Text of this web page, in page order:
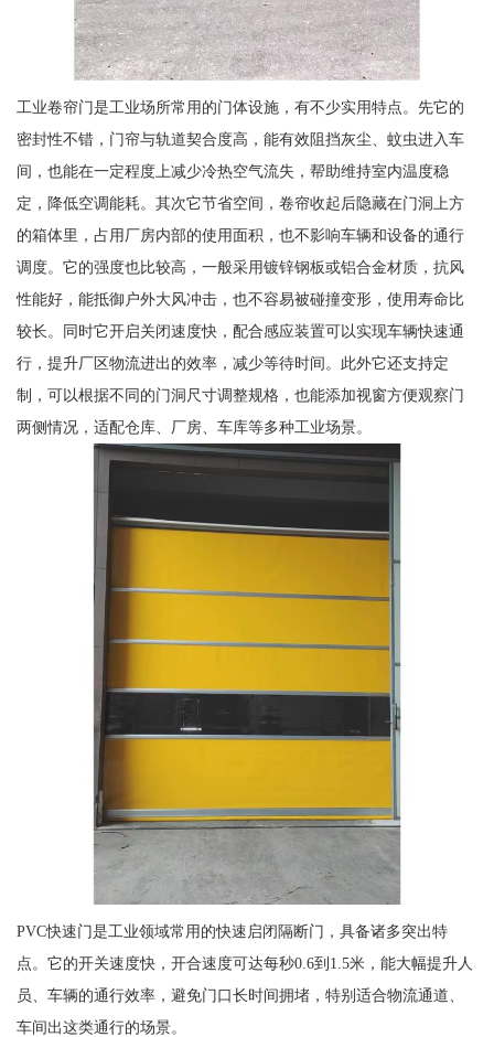
工业卷帘门是工业场所常用的门体设施，有不少实用特点。先它的
密封性不错，门帘与轨道契合度高，能有效阻挡灰尘、蚊虫进入车
间，也能在一定程度上减少冷热空气流失，帮助维持室内温度稳
定，降低空调能耗。其次它节省空间，卷帘收起后隐藏在门洞上方
的箱体里，占用厂房内部的使用面积，也不影响车辆和设备的通行
调度。它的强度也比较高，一般采用镀锌钢板或铝合金材质，抗风
性能好，能抵御户外大风冲击，也不容易被碰撞变形，使用寿命比
较长。同时它开启关闭速度快，配合感应装置可以实现车辆快速通
行，提升厂区物流进出的效率，减少等待时间。此外它还支持定
制，可以根据不同的门洞尺寸调整规格，也能添加视窗方便观察门
两侧情况，适配仓库、厂房、车库等多种工业场景。
PVC快速门是工业领域常用的快速启闭隔断门，具备诸多突出特
点。它的开关速度快，开合速度可达每秒0.6到1.5米，能大幅提升人
员、车辆的通行效率，避免门口长时间拥堵，特别适合物流通道、
车间出这类通行的场景。